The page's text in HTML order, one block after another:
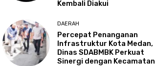
Kembali Diakui
DAERAH
Percepat Penanganan
Infrastruktur Kota Medan,
Dinas SDABMBK Perkuat
Sinergi dengan Kecamatan